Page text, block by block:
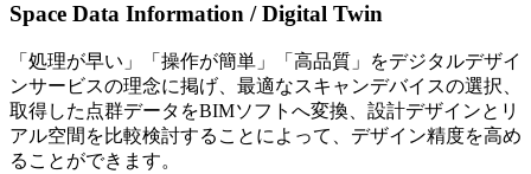
Space Data Information / Digital Twin
「処理が早い」「操作が簡単」「高品質」をデジタルデザイ
ンサービスの理念に掲げ、最適なスキャンデバイスの選択、
取得した点群データをBIMソフトへ変換、設計デザインとリ
アル空間を比較検討することによって、デザイン精度を高め
ることができます。